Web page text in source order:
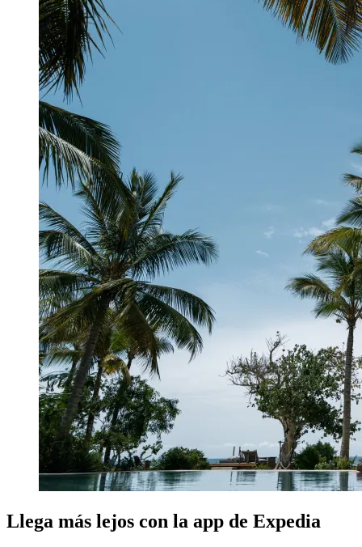
Llega más lejos con la app de Expedia